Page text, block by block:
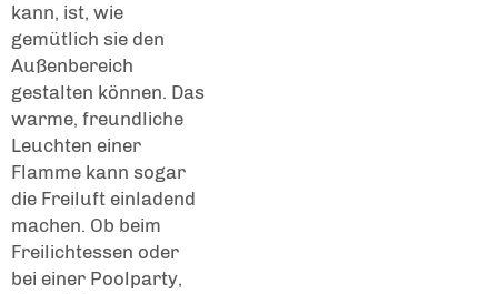
kann, ist, wie
gemütlich sie den
Außenbereich
gestalten können. Das
warme, freundliche
Leuchten einer
Flamme kann sogar
die Freiluft einladend
machen. Ob beim
Freilichtessen oder
bei einer Poolparty,